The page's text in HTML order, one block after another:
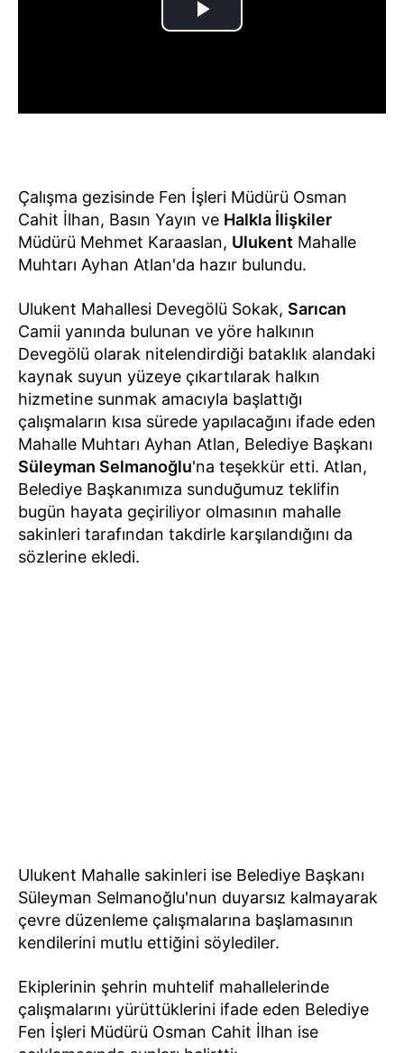
Çalışma gezisinde Fen İşleri Müdürü Osman
Cahit İlhan, Basın Yayın ve Halkla İlişkiler
Müdürü Mehmet Karaaslan, Ulukent Mahalle
Muhtarı Ayhan Atlan'da hazır bulundu.
Ulukent Mahallesi Devegölü Sokak, Sarıcan
Camii yanında bulunan ve yöre halkının
Devegölü olarak nitelendirdiği bataklık alandaki
kaynak suyun yüzeye çıkartılarak halkın
hizmetine sunmak amacıyla başlattığı
çalışmaların kısa sürede yapılacağını ifade eden
Mahalle Muhtarı Ayhan Atlan, Belediye Başkanı
Süleyman Selmanoğlu'na teşekkür etti. Atlan,
Belediye Başkanımıza sunduğumuz teklifin
bugün hayata geçiriliyor olmasının mahalle
sakinleri tarafından takdirle karşılandığını da
sözlerine ekledi.
Ulukent Mahalle sakinleri ise Belediye Başkanı
Süleyman Selmanoğlu'nun duyarsız kalmayarak
çevre düzenleme çalışmalarına başlamasının
kendilerini mutlu ettiğini söylediler.
Ekiplerinin şehrin muhtelif mahallelerinde
çalışmalarını yürüttüklerini ifade eden Belediye
Fen İşleri Müdürü Osman Cahit İlhan ise